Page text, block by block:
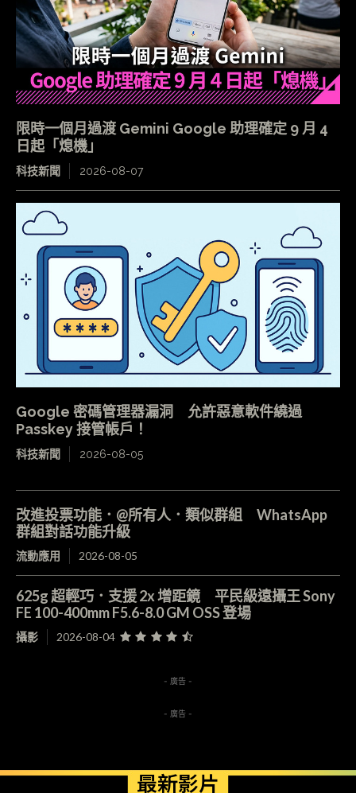
限時一個月過渡 Gemini Google 助理確定 9 月 4
日起「熄機」
科技新聞 2026-08-07
Google 密碼管理器漏洞 允許惡意軟件繞過
Passkey 接管帳戶！
科技新聞 2026-08-05
改進投票功能．@所有人．類似群組 WhatsApp
群組對話功能升級
流動應用 2026-08-05
625g 超輕巧．支援 2x 增距鏡 平民級遠攝王 Sony
FE 100-400mm F5.6-8.0 GM OSS 登場
攝影 2026-08-04
- 廣告 -
- 廣告 -
最新影片